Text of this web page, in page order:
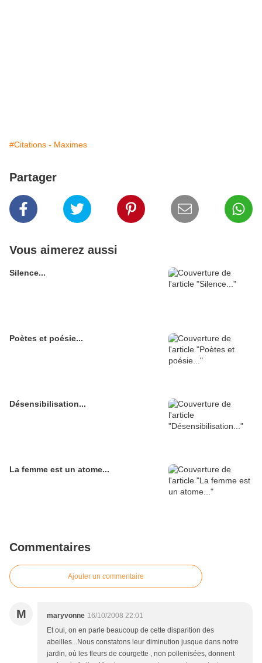
#Citations - Maximes
Partager
Vous aimerez aussi
Silence...
Poètes et poésie...
Désensibilisation...
La femme est un atome...
Commentaires
Ajouter un commentaire
M maryvonne 16/10/2008 22:01
Et oui, on en parle beaucoup de cette disparition des
abeilles...Nous constatons leur diminution jusque dans notre
jardin, où les fleurs de courgette , non pollenisées, donnent